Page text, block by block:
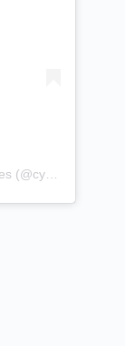
Une publication partagée par Cyclo club Orchies (@cyclo_club_orchies)